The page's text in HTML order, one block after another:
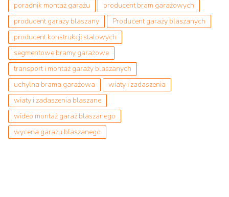
poradnik montaż garażu
producent bram garażowych
producent garaży blaszany
Producent garaży blaszanych
producent konstrukcji stalowych
segmentowe bramy garażowe
transport i montaż garaży blaszanych
uchylna brama garażowa
wiaty i zadaszenia
wiaty i zadaszenia blaszane
wideo montaż garaż blaszanego
wycena garażu blaszanego